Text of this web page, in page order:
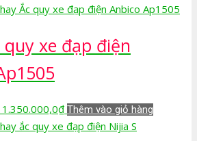
gốc
2.100.000,0₫.
hiện
là:
1.350.000,0₫.
quy xe đạp điện
Giá
gốc
1.350.000,0₫Giá
hiện
Thêm vào giỏ hàng